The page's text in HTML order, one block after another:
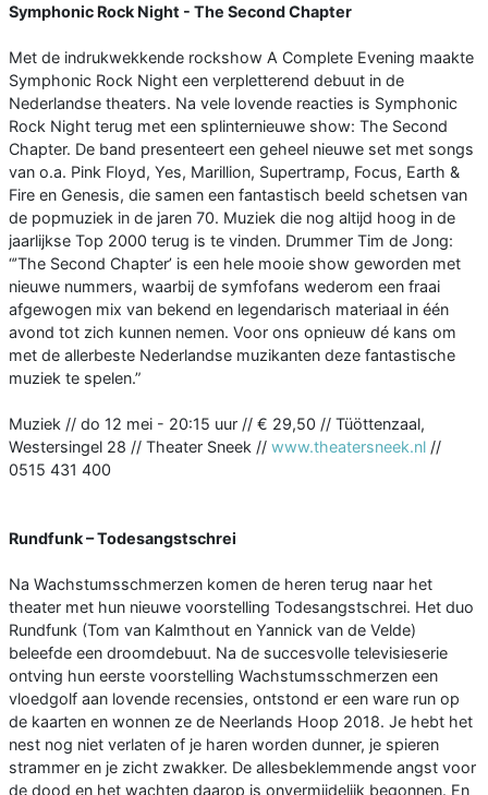
Symphonic Rock Night - The Second Chapter
Met de indrukwekkende rockshow A Complete Evening maakte
Symphonic Rock Night een verpletterend debuut in de
Nederlandse theaters. Na vele lovende reacties is Symphonic
Rock Night terug met een splinternieuwe show: The Second
Chapter. De band presenteert een geheel nieuwe set met songs
van o.a. Pink Floyd, Yes, Marillion, Supertramp, Focus, Earth &
Fire en Genesis, die samen een fantastisch beeld schetsen van
de popmuziek in de jaren 70. Muziek die nog altijd hoog in de
jaarlijkse Top 2000 terug is te vinden. Drummer Tim de Jong:
“’The Second Chapter’ is een hele mooie show geworden met
nieuwe nummers, waarbij de symfofans wederom een fraai
afgewogen mix van bekend en legendarisch materiaal in één
avond tot zich kunnen nemen. Voor ons opnieuw dé kans om
met de allerbeste Nederlandse muzikanten deze fantastische
muziek te spelen.”
Muziek // do 12 mei - 20:15 uur // € 29,50 // Tüöttenzaal,
Westersingel 28 // Theater Sneek // www.theatersneek.nl //
0515 431 400
Rundfunk – Todesangstschrei
Na Wachstumsschmerzen komen de heren terug naar het
theater met hun nieuwe voorstelling Todesangstschrei. Het duo
Rundfunk (Tom van Kalmthout en Yannick van de Velde)
beleefde een droomdebuut. Na de succesvolle televisieserie
ontving hun eerste voorstelling Wachstumsschmerzen een
vloedgolf aan lovende recensies, ontstond er een ware run op
de kaarten en wonnen ze de Neerlands Hoop 2018. Je hebt het
nest nog niet verlaten of je haren worden dunner, je spieren
strammer en je zicht zwakker. De allesbeklemmende angst voor
de dood en het wachten daarop is onvermijdelijk begonnen. En